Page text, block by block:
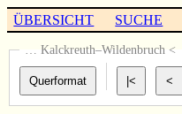
ÜBERSICHT SUCHE
… Kalckreuth–Wildenbruch <